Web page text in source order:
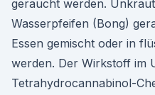
geraucht werden.
Wasserpfeifen (Bong)
Essen gemischt oder in
werden. Der Wirkstoff im
Tetrahydrocannabinol-